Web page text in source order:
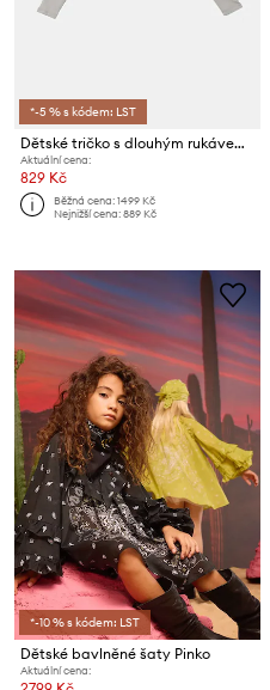
*-5 % s kódem: LST
Dětské tričko s dlouhým rukávem Pinko
Aktuální cena:
829 Kč
Běžná cena:1499 Kč
Nejnižší cena:889 Kč
*-10 % s kódem: LST
Dětské bavlněné šaty Pinko
Aktuální cena: